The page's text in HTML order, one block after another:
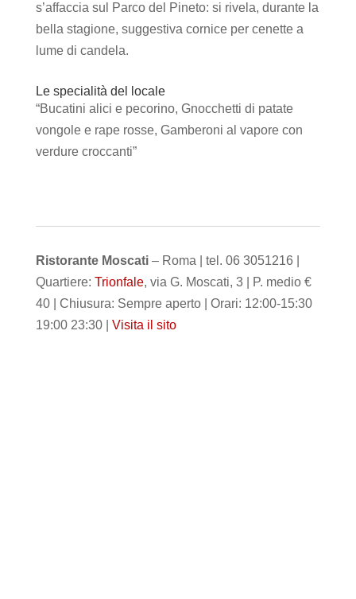
s’affaccia sul Parco del Pineto: si rivela, durante la
bella stagione, suggestiva cornice per cenette a
lume di candela.
Le specialità del locale
“Bucatini alici e pecorino, Gnocchetti di patate
vongole e rape rosse, Gamberoni al vapore con
verdure croccanti”
Ristorante Moscati– Roma | tel. 06 3051216 |
Quartiere: Trionfale, via G. Moscati, 3 | P. medio €
40 | Chiusura: Sempre aperto | Orari: 12:00-15:30
19:00 23:30 | Visita il sito